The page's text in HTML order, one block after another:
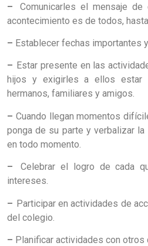
–
Comunicarles el mensaje
acontecimiento es de todos,
– Establecer fechas importantes
– Estar presente en las
hijos y exigirles a ellos estar
hermanos, familiares y amigos.
– Cuando llegan momentos
ponga de su parte y verbalizar
en todo momento.
–
Celebrar el logro de cada
intereses.
– Participar en actividades de
del colegio.
– Planificar actividades con otros